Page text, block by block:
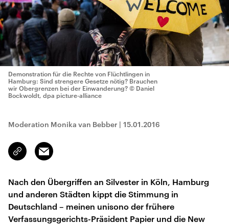
Demonstration für die Rechte von Flüchtlingen in
Hamburg: Sind strengere Gesetze nötig? Brauchen
wir Obergrenzen bei der Einwanderung? © Daniel
Bockwoldt, dpa picture-alliance
Moderation Monika van Bebber | 15.01.2016
Link
kopieren/teilen
Email
Nach den Übergriffen an Silvester in Köln, Hamburg
und anderen Städten kippt die Stimmung in
Deutschland – meinen unisono der frühere
Verfassungsgerichts-Präsident Papier und die New